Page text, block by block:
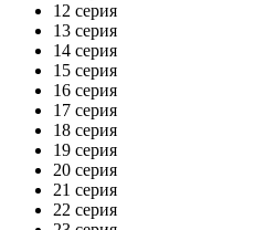
12 серия
13 серия
14 серия
15 серия
16 серия
17 серия
18 серия
19 серия
20 серия
21 серия
22 серия